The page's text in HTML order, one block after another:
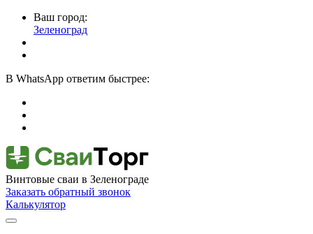
Ваш город:
Зеленоград
В WhatsApp ответим быстрее:
Винтовые сваи в Зеленограде
Заказать обратный звонок
Калькулятор